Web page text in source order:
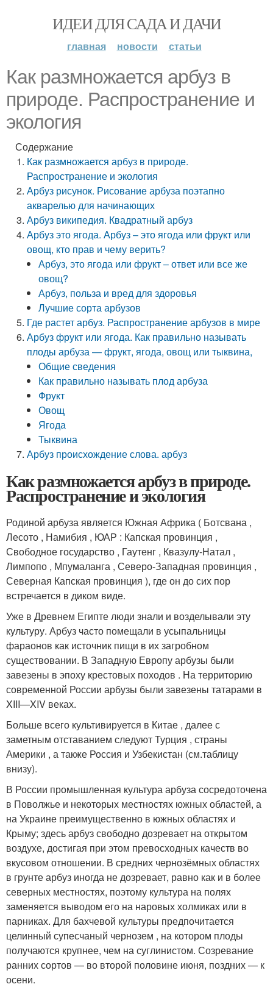
ИДЕИ ДЛЯ САДА И ДАЧИ
главная новости статьи
Как размножается арбуз в
природе. Распространение и
экология
Содержание
Как размножается арбуз в природе.
Распространение и экология
Арбуз рисунок. Рисование арбуза поэтапно
акварелью для начинающих
Арбуз википедия. Квадратный арбуз
Арбуз это ягода. Арбуз – это ягода или фрукт или
овощ, кто прав и чему верить?
Арбуз, это ягода или фрукт – ответ или все же
овощ?
Арбуз, польза и вред для здоровья
Лучшие сорта арбузов
Где растет арбуз. Распространение арбузов в мире
Арбуз фрукт или ягода. Как правильно называть
плоды арбуза — фрукт, ягода, овощ или тыквина,
Общие сведения
Как правильно называть плод арбуза
Фрукт
Овощ
Ягода
Тыквина
Арбуз происхождение слова. арбуз
Как размножается арбуз в природе.
Распространение и экология
Родиной арбуза является Южная Африка ( Ботсвана ,
Лесото , Намибия , ЮАР : Капская провинция ,
Свободное государство , Гаутенг , Квазулу-Натал ,
Лимпопо , Мпумаланга , Северо-Западная провинция ,
Северная Капская провинция ), где он до сих пор
встречается в диком виде.
Уже в Древнем Египте люди знали и возделывали эту
культуру. Арбуз часто помещали в усыпальницы
фараонов как источник пищи в их загробном
существовании. В Западную Европу арбузы были
завезены в эпоху крестовых походов . На территорию
современной России арбузы были завезены татарами в
XIII—XIV веках.
Больше всего культивируется в Китае , далее с
заметным отставанием следуют Турция , страны
Америки , а также Россия и Узбекистан (см.таблицу
внизу).
В России промышленная культура арбуза сосредоточена
в Поволжье и некоторых местностях южных областей, а
на Украине преимущественно в южных областях и
Крыму; здесь арбуз свободно дозревает на открытом
воздухе, достигая при этом превосходных качеств во
вкусовом отношении. В средних чернозёмных областях
в грунте арбуз иногда не дозревает, равно как и в более
северных местностях, поэтому культура на полях
заменяется выводом его на наровых холмиках или в
парниках. Для бахчевой культуры предпочитается
целинный супесчаный чернозем , на котором плоды
получаются крупнее, чем на суглинистом. Созревание
ранних сортов — во второй половине июня, поздних — к
осени.